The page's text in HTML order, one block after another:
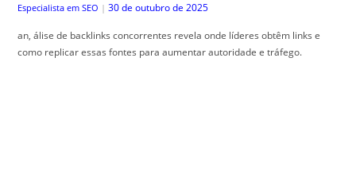
Especialista em SEO | 30 de outubro de 2025
an, álise de backlinks concorrentes revela onde líderes obtêm links e
como replicar essas fontes para aumentar autoridade e tráfego.